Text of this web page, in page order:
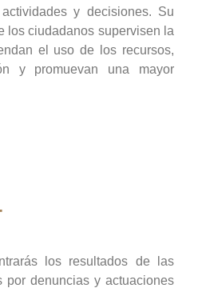
y decisiones. Su
los ciudadanos supervisen la
el uso de los recursos,
y promuevan una mayor
los resultados de las
por denuncias y actuaciones